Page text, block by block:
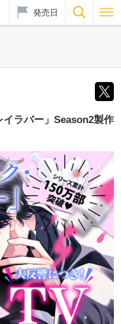
発売日
イラバー」Season2製作